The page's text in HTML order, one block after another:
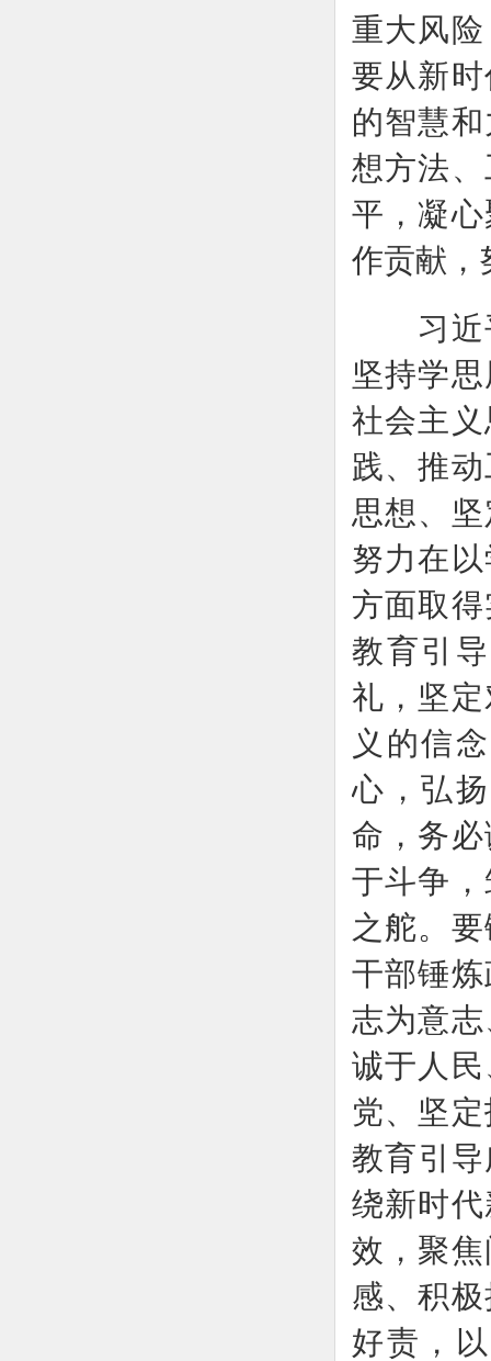
重大风
要从新
的智慧
想方法
平，凝
作贡献，
习近平
坚持学
社会主
践、推
思想、
努力在
方面取
教育引
礼，坚
义的信
心，弘
命，务
于斗争
之舵。
干部锤
志为意
诚于人
党、坚
教育引
绕新时
效，聚
感、积
好责，